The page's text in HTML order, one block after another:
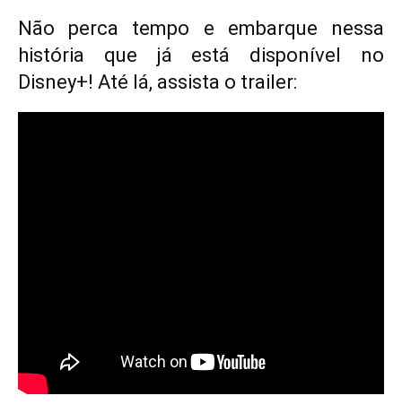
Não perca tempo e embarque nessa
história que já está disponível no
Disney+! Até lá, assista o trailer: